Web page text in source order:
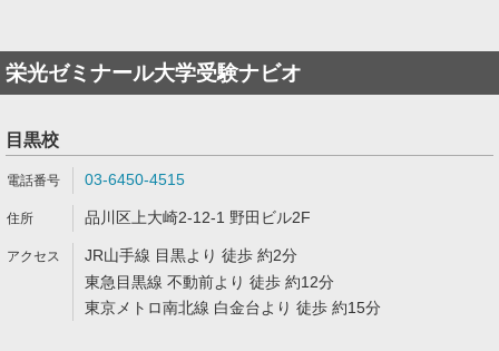
栄光ゼミナール大学受験ナビオ
目黒校
03-6450-4515
品川区上大崎2-12-1 野田ビル2F
JR山手線 目黒より 徒歩 約2分
東急目黒線 不動前より 徒歩 約12分
東京メトロ南北線 白金台より 徒歩 約15分